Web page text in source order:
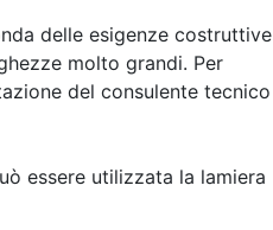
delle esigenze costruttive
molto grandi. Per
del consulente tecnico
essere utilizzata la lamiera